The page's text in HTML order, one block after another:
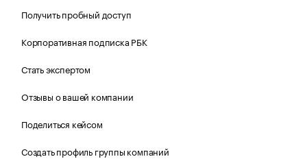
Получить пробный доступ
Корпоративная подписка РБК
Стать экспертом
Отзывы о вашей компании
Поделиться кейсом
Создать профиль группы компаний